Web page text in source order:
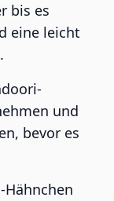
bis es
eine leicht
und
bevor es
Hähnchen